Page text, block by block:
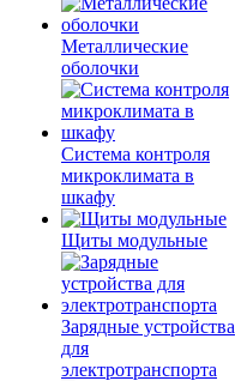
Металлические
оболочки
Система контроля
микроклимата в
шкафу
Щиты модульные
Зарядные устройства
для
электротранспорта